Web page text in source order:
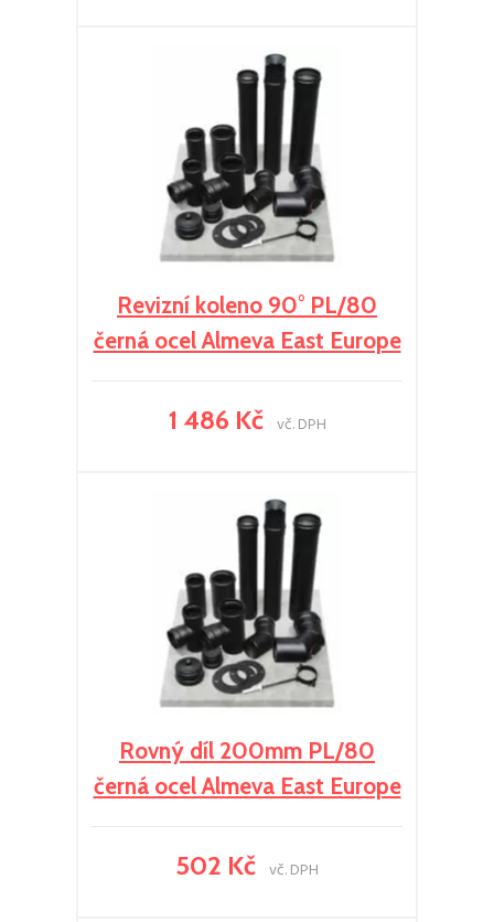
Revizní koleno 90° PL/80
černá ocel Almeva East Europe
1 486 Kč vč. DPH
Rovný díl 200mm PL/80
černá ocel Almeva East Europe
502 Kč vč. DPH